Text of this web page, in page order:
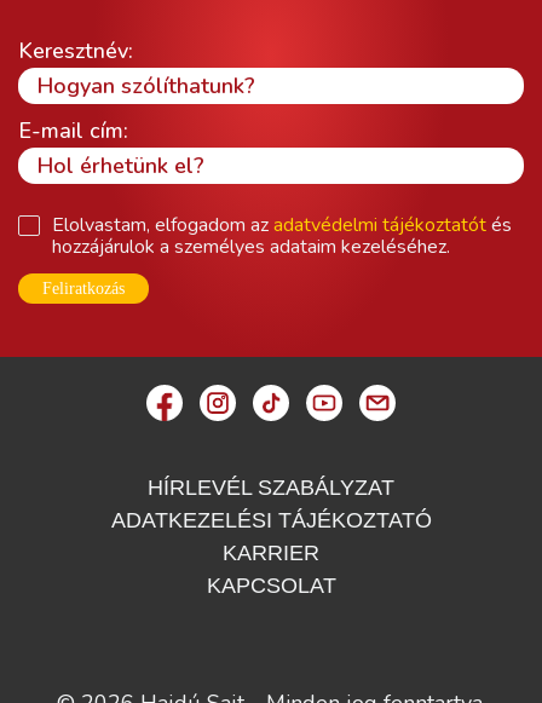
Keresztnév:
E-mail cím:
Elolvastam, elfogadom azadatvédelmi tájékoztatótés
hozzájárulok a személyes adataim kezeléséhez.
Feliratkozás
HÍRLEVÉL SZABÁLYZAT
ADATKEZELÉSI TÁJÉKOZTATÓ
KARRIER
KAPCSOLAT